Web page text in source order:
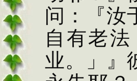
问：『汝
自有老法
业。」』